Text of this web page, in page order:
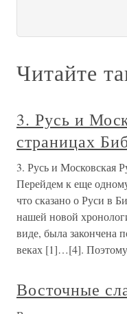
Читайте
3. Русь и
страницах
3. Русь и Московская
Перейдем к еще
что сказано о Руси в
нашей новой
виде, была
веках [1]…[4]. Поэтому
Восточные